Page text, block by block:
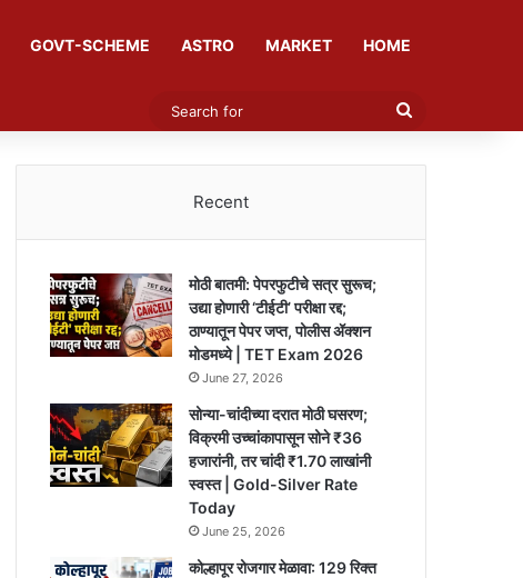
GOVT-SCHEME ASTRO MARKET HOME
Search
Recent
मोठी बातमी: पेपरफुटीचे सत्र सुरूच;
उद्या होणारी ‘टीईटी’ परीक्षा रद्द;
ठाण्यातून पेपर जप्त, पोलीस ॲक्शन
मोडमध्ये | TET Exam 2026
June 27, 2026
सोन्या-चांदीच्या दरात मोठी घसरण;
विक्रमी उच्चांकापासून सोने ₹36
हजारांनी, तर चांदी ₹1.70 लाखांनी
स्वस्त | Gold-Silver Rate
Today
June 25, 2026
कोल्हापूर रोजगार मेळावा: 129 रिक्त